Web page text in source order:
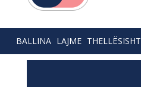
BALLINA LAJME THELLËSISHT